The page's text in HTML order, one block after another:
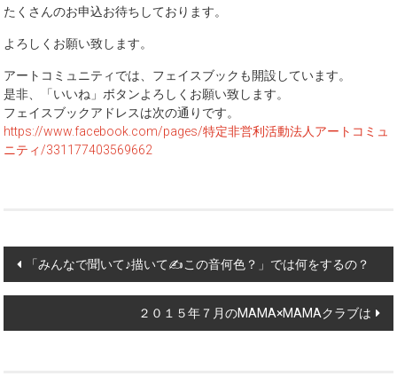
たくさんのお申込お待ちしております。
よろしくお願い致します。
アートコミュニティでは、フェイスブックも開設しています。
是非、「いいね」ボタンよろしくお願い致します。
フェイスブックアドレスは次の通りです。
https://www.facebook.com/pages/特定非営利活動法人アートコミュ
ニティ/331177403569662
Post
navigation
「みんなで聞いて♪描いて✍この音何色？」では何をするの？
２０１５年７月のMAMA×MAMAクラブは